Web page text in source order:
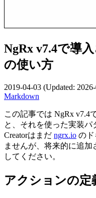
NgRx v7.4で導
の使い方
2019-04-03 (Updated:
Markdown
この記事では NgRx v7.4
と、それを使った実装パ
Creatorはまだ ngrx.io の
ませんが、将来的に追
してください。
アクションの定